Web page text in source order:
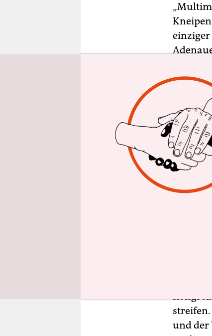
einziger
andere
reales
Café
Welt
unter
und der